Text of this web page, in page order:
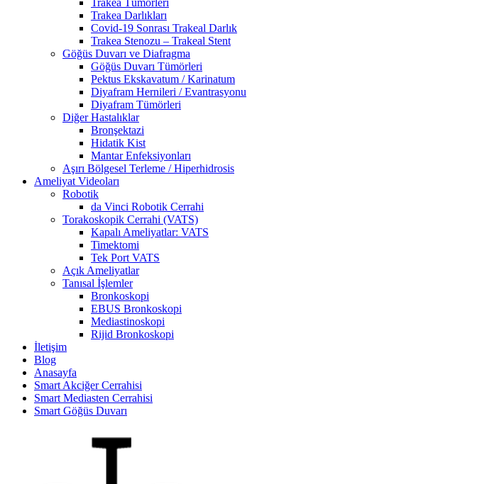
Trakea Tümörleri
Trakea Darlıkları
Covid-19 Sonrası Trakeal Darlık
Trakea Stenozu – Trakeal Stent
Göğüs Duvarı ve Diafragma
Göğüs Duvarı Tümörleri
Pektus Ekskavatum / Karinatum
Diyafram Hernileri / Evantrasyonu
Diyafram Tümörleri
Diğer Hastalıklar
Bronşektazi
Hidatik Kist
Mantar Enfeksiyonları
Aşırı Bölgesel Terleme / Hiperhidrosis
Ameliyat Videoları
Robotik
da Vinci Robotik Cerrahi
Torakoskopik Cerrahi (VATS)
Kapalı Ameliyatlar: VATS
Timektomi
Tek Port VATS
Açık Ameliyatlar
Tanısal İşlemler
Bronkoskopi
EBUS Bronkoskopi
Mediastinoskopi
Rijid Bronkoskopi
İletişim
Blog
Anasayfa
Smart Akciğer Cerrahisi
Smart Mediasten Cerrahisi
Smart Göğüs Duvarı